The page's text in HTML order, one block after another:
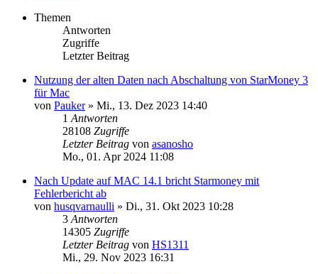
Themen
Antworten
Zugriffe
Letzter Beitrag
Nutzung der alten Daten nach Abschaltung von StarMoney 3
für Mac
von Pauker» Mi., 13. Dez 2023 14:40
1 Antworten
28108 Zugriffe
Letzter Beitrag von asanosho
Mo., 01. Apr 2024 11:08
Nach Update auf MAC 14.1 bricht Starmoney mit
Fehlerbericht ab
von husqvarnaulli » Di., 31. Okt 2023 10:28
3 Antworten
14305 Zugriffe
Letzter Beitrag von HS1311
Mi., 29. Nov 2023 16:31